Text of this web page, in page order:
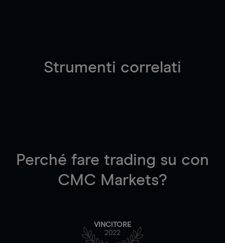
Strumenti correlati
Perché fare trading su con
CMC Markets?
VINCITORE
2022